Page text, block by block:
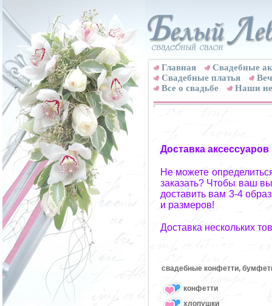
Главная
Свадебные
Cвадебные платья
Все о свадьбе
Наши
Доставка
Не можете
заказать? Чтобы ваш
доставить вам 3-4
и размеров!
Доставка нескольких
свадебные конфетти,
конфетти
хлопушки